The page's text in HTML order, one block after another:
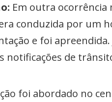
Em outra ocorrência
conduzida por um
e foi
notificações de
foi abordado no